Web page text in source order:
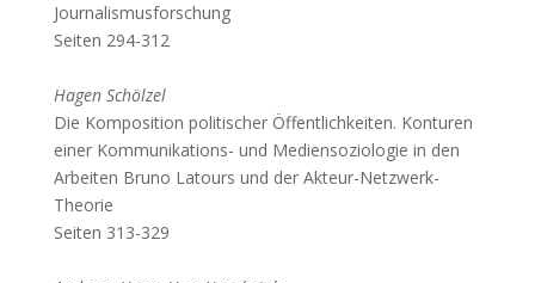
Journalismusforschung
Seiten 294-312
Hagen Schölzel
Die Komposition politischer Öffentlichkeiten. Konturen
einer Kommunikations- und Mediensoziologie in den
Arbeiten Bruno Latours und der Akteur-Netzwerk-
Theorie
Seiten 313-329